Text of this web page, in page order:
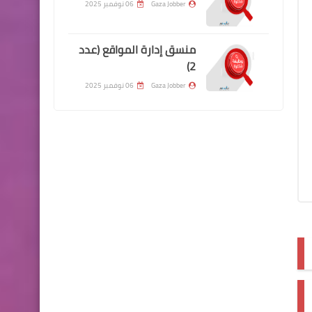
Gaza Jobber 06 نوفمبر 2025
منسق إدارة المواقع (عدد
2)
Gaza Jobber 06 نوفمبر 2025